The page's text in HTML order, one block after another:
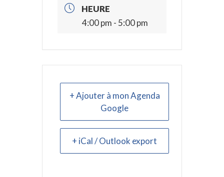
HEURE
4:00 pm - 5:00 pm
+ Ajouter à mon Agenda
Google
+ iCal / Outlook export